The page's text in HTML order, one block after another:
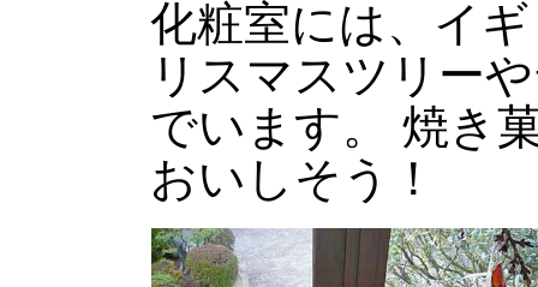
化粧室には、イ
リスマスツリー
でいます。 焼き
おいしそう！